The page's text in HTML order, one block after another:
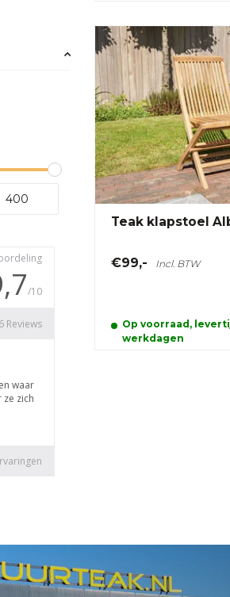
Teak klapstoel
€99,- Incl. BTW
Op voorraad,
werkdagen